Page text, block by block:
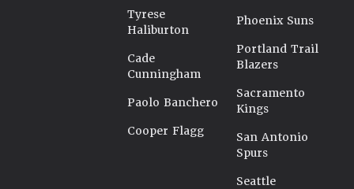
Tyrese
Haliburton
Cade
Cunningham
Paolo Banchero
Cooper Flagg
Phoenix Suns
Portland Trail
Blazers
Sacramento
Kings
San Antonio
Spurs
Seattle